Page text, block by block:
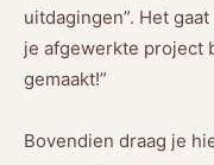
uitdagingen”. Het
je afgewerkte project
gemaakt!”
Bovendien draag je